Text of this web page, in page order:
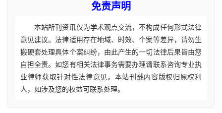
免责声明
本站所刊资讯仅为学术观点交流，不构成任何形式法律
意见建议。法律适用存在地域、时效、个案等差异，请勿生
搬硬套处理具体个案纠纷，由此产生的一切法律后果皆由您
自担全责。如您有相关法律事务需要办理请联系咨询专业执
业律师获取针对性法律意见。本站刊载内容版权归原权利
人，如涉及您的权益可联系处理。